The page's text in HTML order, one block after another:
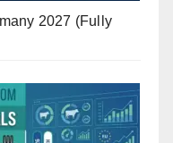
2027 (Fully